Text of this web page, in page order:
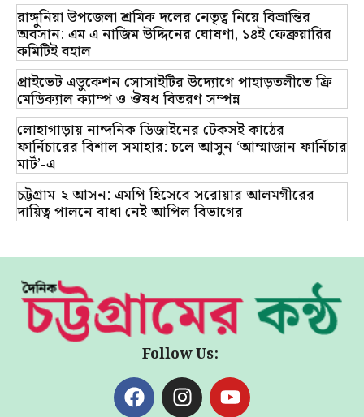
রাঙ্গুনিয়া উপজেলা শ্রমিক দলের নেতৃত্ব নিয়ে বিভ্রান্তির
অবসান: এম এ নাজিম উদ্দিনের ঘোষণা, ১৪ই ফেব্রুয়ারির
কমিটিই বহাল
প্রাইভেট এডুকেশন সোসাইটির উদ্যোগে পাহাড়তলীতে ফ্রি
মেডিক্যাল ক্যাম্প ও ঔষধ বিতরণ সম্পন্ন
লোহাগাড়ায় নান্দনিক ডিজাইনের টেকসই কাঠের
ফার্নিচারের বিশাল সমাহার: চলে আসুন ‘আম্মাজান ফার্নিচার
মার্ট’-এ
চট্টগ্রাম-২ আসন: এমপি হিসেবে সরোয়ার আলমগীরের
দায়িত্ব পালনে বাধা নেই আপিল বিভাগের
Follow Us: